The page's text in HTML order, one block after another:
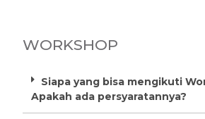
WORKSHOP
Siapa yang bisa mengikuti
Apakah ada persyaratannya?